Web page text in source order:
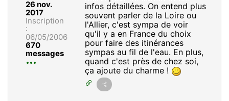
26 nov.
2017
Inscription
:
06/05/2006
670
messages
infos détaillées. On entend plus
souvent parler de la Loire ou
l'Allier, c'est sympa de voir
qu'il y a en France du choix
pour faire des itinérances
sympas au fil de l'eau. En plus,
quand c'est près de chez soi,
ça ajoute du charme !